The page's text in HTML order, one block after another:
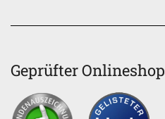
Geprüfter Onlineshop